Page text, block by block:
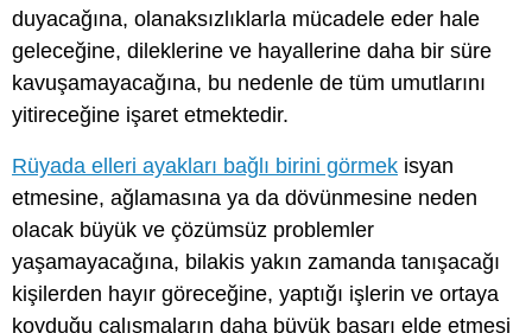
duyacağına, olanaksızlıklarla mücadele eder hale
geleceğine, dileklerine ve hayallerine daha bir süre
kavuşamayacağına, bu nedenle de tüm umutlarını
yitireceğine işaret etmektedir.
Rüyada elleri ayakları bağlı birini görmek isyan
etmesine, ağlamasına ya da dövünmesine neden
olacak büyük ve çözümsüz problemler
yaşamayacağına, bilakis yakın zamanda tanışacağı
kişilerden hayır göreceğine, yaptığı işlerin ve ortaya
koyduğu çalışmaların daha büyük başarı elde etmesi